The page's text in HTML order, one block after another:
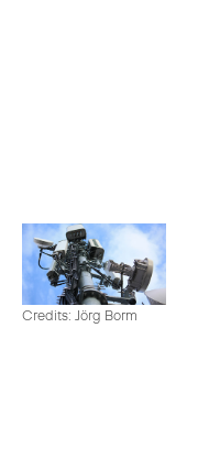
Credits: Jörg Borm